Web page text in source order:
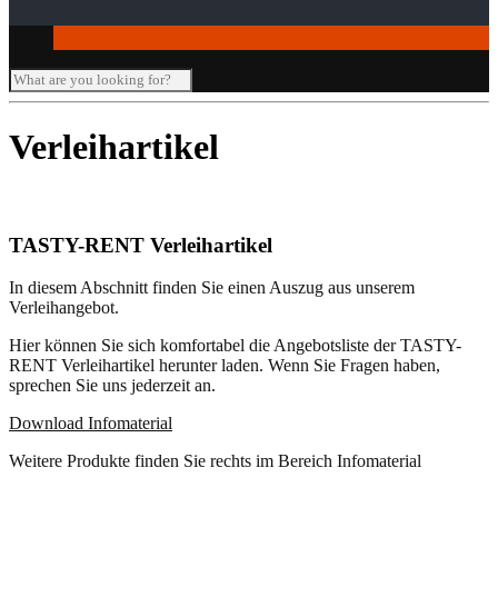
Verleihartikel
TASTY-RENT Verleihartikel
In diesem Abschnitt finden Sie einen Auszug aus unserem
Verleihangebot.
Hier können Sie sich komfortabel die Angebotsliste der TASTY-
RENT Verleihartikel herunter laden. Wenn Sie Fragen haben,
sprechen Sie uns jederzeit an.
Download Infomaterial
Weitere Produkte finden Sie rechts im Bereich Infomaterial